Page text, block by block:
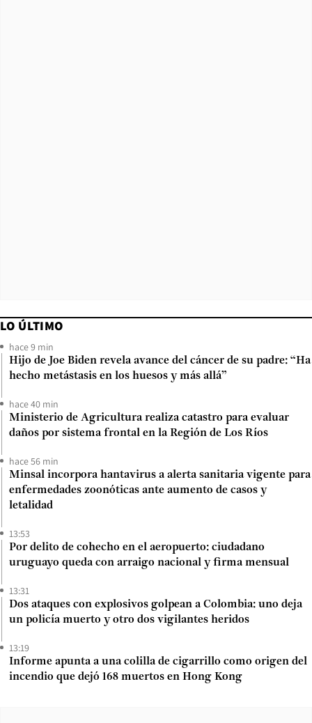
LO ÚLTIMO
hace 9 min
Hijo de Joe Biden revela avance del cáncer de su padre: “Ha
hecho metástasis en los huesos y más allá”
hace 40 min
Ministerio de Agricultura realiza catastro para evaluar
daños por sistema frontal en la Región de Los Ríos
hace 56 min
Minsal incorpora hantavirus a alerta sanitaria vigente para
enfermedades zoonóticas ante aumento de casos y
letalidad
13:53
Por delito de cohecho en el aeropuerto: ciudadano
uruguayo queda con arraigo nacional y firma mensual
13:31
Dos ataques con explosivos golpean a Colombia: uno deja
un policía muerto y otro dos vigilantes heridos
13:19
Informe apunta a una colilla de cigarrillo como origen del
incendio que dejó 168 muertos en Hong Kong